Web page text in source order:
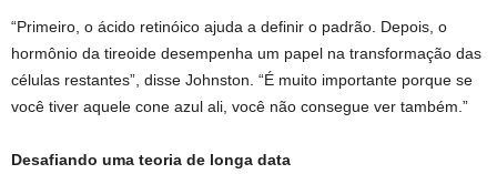
“Primeiro, o ácido retinóico ajuda a definir o padrão. Depois, o
hormônio da tireoide desempenha um papel na transformação das
células restantes”, disse Johnston. “É muito importante porque se
você tiver aquele cone azul ali, você não consegue ver também.”
Desafiando uma teoria de longa data